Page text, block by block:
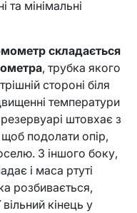
мінімальні
складається
, трубка якого
стороні біля
температури
штовхає з
подолати опір,
З іншого боку,
і маса ртуті
розбивається,
кінець у